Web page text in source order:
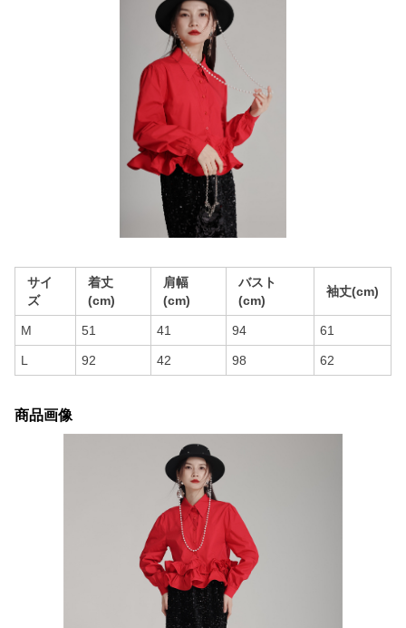
サイ
ズ
着丈
(cm)
肩幅
(cm)
バスト
(cm)
袖丈(cm)
M 51 41 94 61
L 92 42 98 62
商品画像